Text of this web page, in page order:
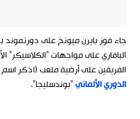
البافاري على مواجهات “الكلاسيكر”
الفريقين على أرضية ملعب (اذكر اسم
الدوري الألماني“بوندسليجا”.